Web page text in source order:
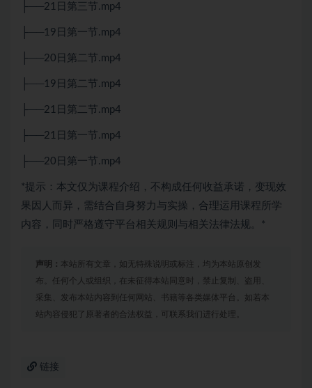
├──21日第三节.mp4
├──19日第一节.mp4
├──20日第二节.mp4
├──19日第二节.mp4
├──21日第二节.mp4
├──21日第一节.mp4
├──20日第一节.mp4
*提示：本文仅为课程介绍，不构成任何收益承诺，变现效
果因人而异，需结合自身努力与实操，合理运用课程所学
内容，同时严格遵守平台相关规则与相关法律法规。*
声明： 本站所有文章，如无特殊说明或标注，均为本站原创发
布。任何个人或组织，在未征得本站同意时，禁止复制、盗用、
采集、发布本站内容到任何网站、书籍等各类媒体平台。如若本
站内容侵犯了原著者的合法权益，可联系我们进行处理。
链接